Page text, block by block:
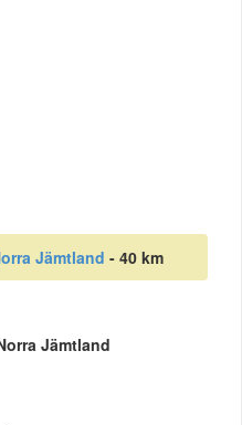
Jämtland - 40 km
Jämtland